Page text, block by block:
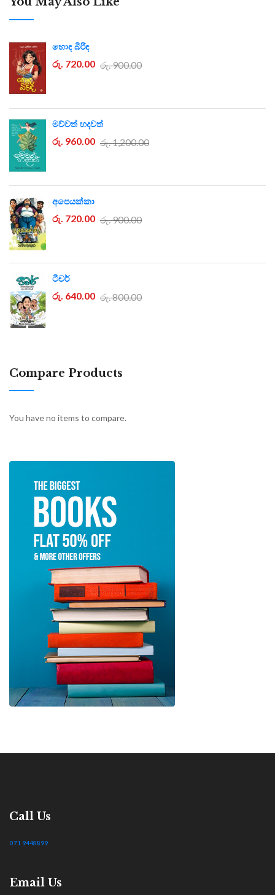
හොඳ බිරිඳ
රු. 720.00 රු. 900.00
මව්වත් හදවත්
රු. 960.00 රු. 1,200.00
අපෙයක්කා
රු. 720.00 රු. 900.00
ටීචර්
රු. 640.00 රු. 800.00
Compare Products
You have no items to compare.
Call Us
071 9448899
Email Us